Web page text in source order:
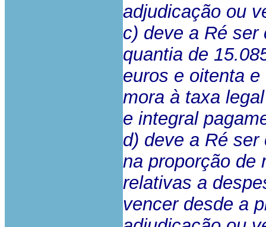
adjudicação ou
c) deve a Ré ser
quantia de
euros e oitenta
mora à taxa
e integral
d) deve a Ré ser
na proporção de
relativas a
vencer desde a